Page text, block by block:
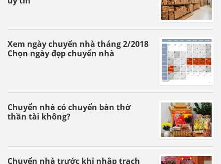
Xem ngày chuyển nhà tháng 2/2018
Chọn ngày đẹp chuyển nhà
Chuyển nhà có chuyển bàn thờ
thần tài không?
Chuyển nhà trước khi nhập trạch